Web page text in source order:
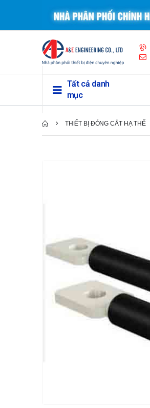
Tất cả danh
mục
THIẾT BỊ ĐÓNG CẮT HẠ THẾ